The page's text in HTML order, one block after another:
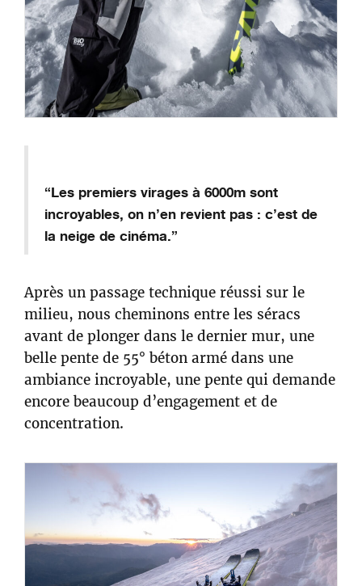
“Les premiers virages à 6000m sont
incroyables, on n’en revient pas : c’est de
la neige de cinéma.”
Après un passage technique réussi sur le
milieu, nous cheminons entre les séracs
avant de plonger dans le dernier mur, une
belle pente de 55° béton armé dans une
ambiance incroyable, une pente qui demande
encore beaucoup d’engagement et de
concentration.